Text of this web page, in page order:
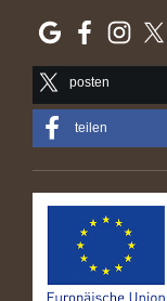
posten
teilen